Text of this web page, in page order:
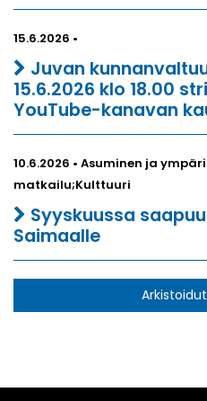
15.6.2026 •
Juvan
15.6.2026 klo 18.00
YouTube-kanavan
10.6.2026 • Asuminen ja
matkailu;Kulttuuri
Syyskuussa
Saimaalle